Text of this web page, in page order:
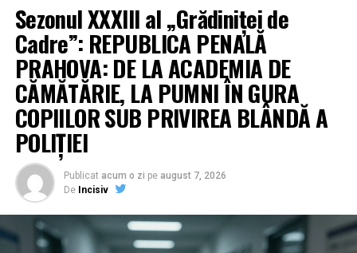
Sezonul XXXIII al „Grădiniței de
Cadre”: REPUBLICA PENALĂ
PRAHOVA: DE LA ACADEMIA DE
CĂMĂTĂRIE, LA PUMNI ÎN GURA
COPIILOR SUB PRIVIREA BLÂNDĂ A
POLIȚIEI
Publicat acum o zi pe august 7, 2026
De Incisiv